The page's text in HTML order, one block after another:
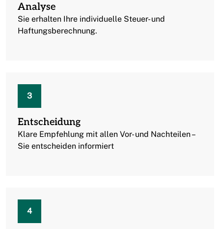
Analyse
Sie erhalten Ihre individuelle Steuer- und
Haftungsberechnung.
3
Entscheidung
Klare Empfehlung mit allen Vor- und Nachteilen –
Sie entscheiden informiert
4